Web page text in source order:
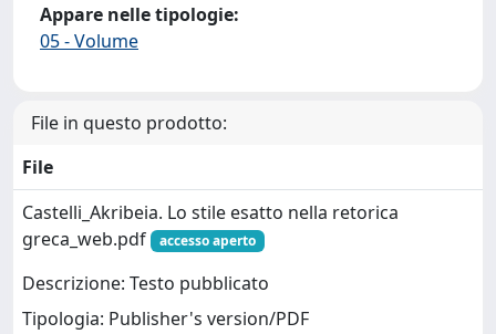
Appare nelle tipologie:
05 - Volume
File in questo prodotto:
File
Castelli_Akribeia. Lo stile esatto nella retorica
greca_web.pdf
accesso aperto
Descrizione: Testo pubblicato
Tipologia: Publisher's version/PDF